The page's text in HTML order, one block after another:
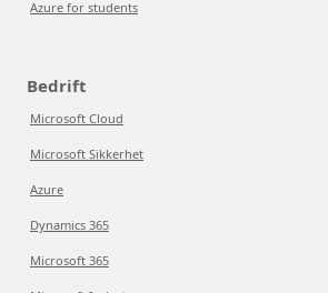
Azure for students
Bedrift
Microsoft Cloud
Microsoft Sikkerhet
Azure
Dynamics 365
Microsoft 365